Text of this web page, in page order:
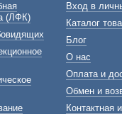
(ЛФК)
Вход в
Каталог
Блог
О нас
Оплата и
Обмен и
Контактная